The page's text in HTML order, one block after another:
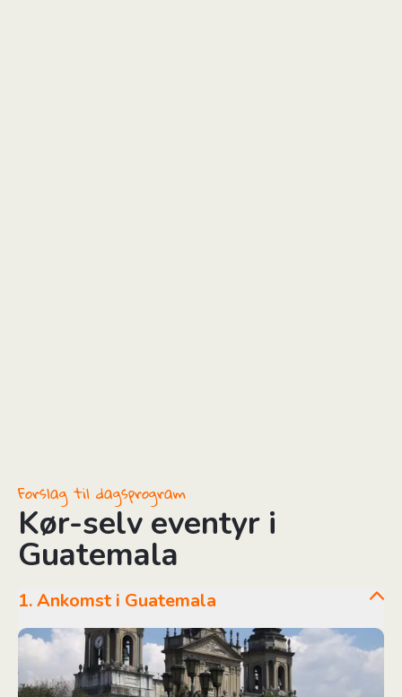
Forslag til dagsprogram
Kør-selv eventyr i
Guatemala
1. Ankomst i Guatemala